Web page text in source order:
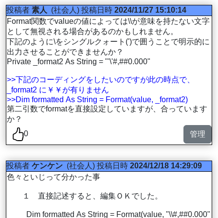
投稿者 素人 (社会人) 投稿日時 2024/11/27 15:10:14
Format関数でvalueの値によっては\\が意味を持たない文字
として無視される場合があるのかもしれません。
下記のように\をシングルクォート(')で囲うことで明示的に
出力させることができませんか？
Private _format2 As String = "'\'#,##0.000"
>>下記のコーディングをしたいのですが此の時点で、
_format2 に￥￥が有りません
>>Dim formatted As String = Format(value, _format2)
第二引数でformatを直接設定していますが、合っています
か？
0
管理
投稿者 ケンケン (社会人) 投稿日時 2024/12/18 14:29:09
色々といじって分かった事
１ 直接記述すると、編集ＯＫでした。
Dim formatted As String = Format(value, "\\#,##0.000"